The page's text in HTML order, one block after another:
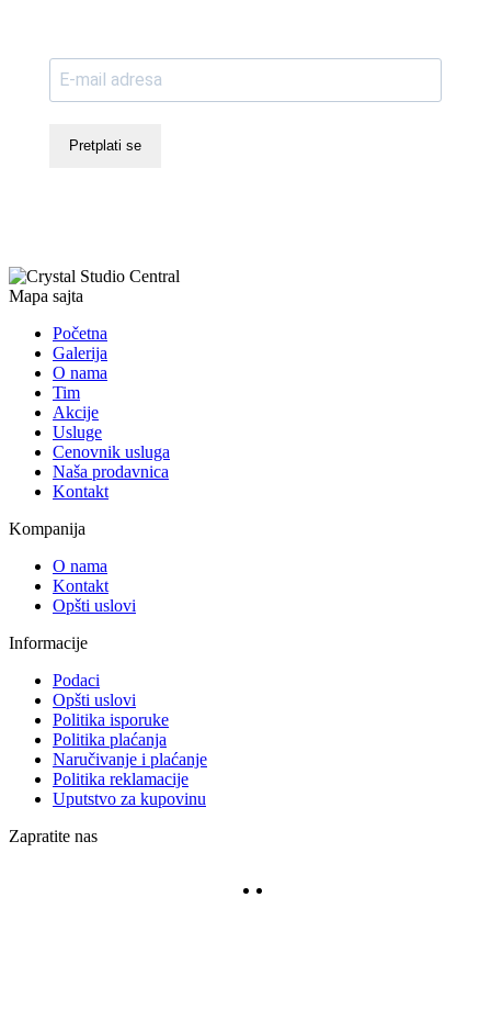
Pretplati se
Mapa sajta
Početna
Galerija
O nama
Tim
Akcije
Usluge
Cenovnik usluga
Naša prodavnica
Kontakt
Kompanija
O nama
Kontakt
Opšti uslovi
Informacije
Podaci
Opšti uslovi
Politika isporuke
Politika plaćanja
Naručivanje i plaćanje
Politika reklamacije
Uputstvo za kupovinu
Zapratite nas